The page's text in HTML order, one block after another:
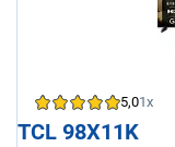
5,01x
TCL 98X11K